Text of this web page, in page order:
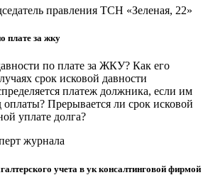
правления ТСН «Зеленая, 22»
плате за жку
по плате за ЖКУ? Как его
срок исковой давности
платеж должника, если им
Прерывается ли срок исковой
уплате долга?
журнала
учета в ук консалтинговой фирмой